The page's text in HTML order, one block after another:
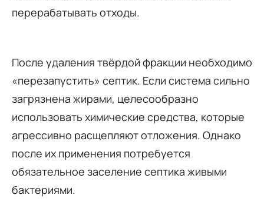
перерабатывать отходы.
После удаления твёрдой фракции необходимо
«перезапустить» септик. Если система сильно
загрязнена жирами, целесообразно
использовать химические средства, которые
агрессивно расщепляют отложения. Однако
после их применения потребуется
обязательное заселение септика живыми
бактериями.